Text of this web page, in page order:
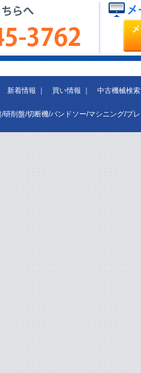
新着情報｜買い情報｜中古機械検索
研削盤/切断機/バンドソー/マシニング/プ